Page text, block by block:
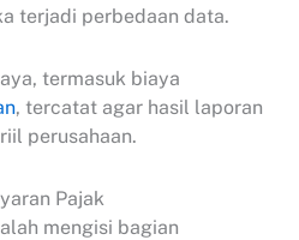
terjadi perbedaan data.
termasuk biaya
, tercatat agar hasil laporan
perusahaan.
Pajak
mengisi bagian